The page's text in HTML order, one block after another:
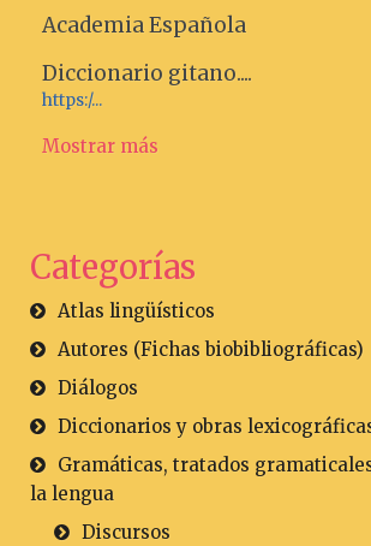
Academia Española
Diccionario gitano....
https:/...
Mostrar más
Categorías
Atlas lingüísticos
Autores (Fichas biobibliográficas)
Diálogos
Diccionarios y obras
Gramáticas, tratados
la lengua
Discursos